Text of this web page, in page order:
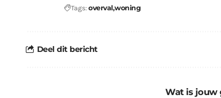
Tags:overvalwoning
Deel dit bericht
Wat is jouw